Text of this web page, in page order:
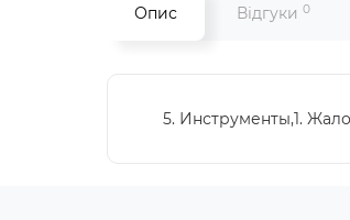
Опис Відгуки 0
5. Инструменты,1.